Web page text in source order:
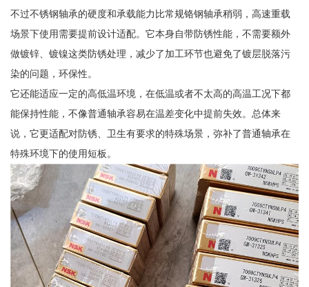
不过不锈钢轴承的硬度和承载能力比常规铬钢轴承稍弱，高速重载
场景下使用需要提前设计适配。它本身自带防锈性能，不需要额外
做镀锌、镀镍这类防锈处理，减少了加工环节也避免了镀层脱落污
染的问题，环保性。
它还能适应一定的高低温环境，在低温或者不太高的高温工况下都
能保持性能，不像普通轴承容易在温差变化中提前失效。总体来
说，它更适配对防锈、卫生有要求的特殊场景，弥补了普通轴承在
特殊环境下的使用短板。